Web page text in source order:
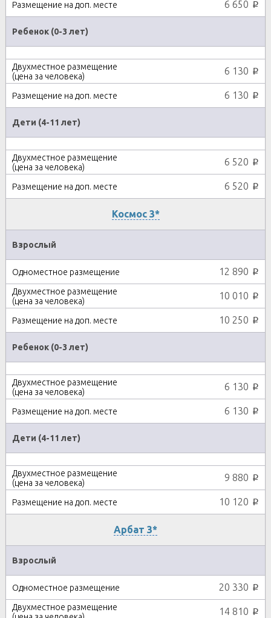
6 650 p
Ребенок (0-3 лет)
6 130 p
6 130 p
Дети (4-11 лет)
6 520 p
6 520 p
Космос 3*
Взрослый
12 890 p
10 010 p
10 250 p
Ребенок (0-3 лет)
6 130 p
6 130 p
Дети (4-11 лет)
9 880 p
10 120 p
Арбат 3*
Взрослый
20 330 p
14 810 p